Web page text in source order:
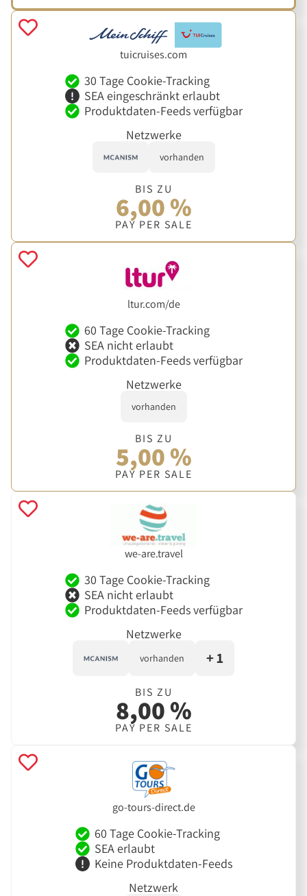
tuicruises.com
30 Tage Cookie-Tracking
SEA eingeschränkt erlaubt
Produktdaten-Feeds verfügbar
Netzwerke
vorhanden
BIS ZU
6,00 %
PAY PER SALE
ltur.com/de
60 Tage Cookie-Tracking
SEA nicht erlaubt
Produktdaten-Feeds verfügbar
Netzwerke
vorhanden
BIS ZU
5,00 %
PAY PER SALE
we-are.travel
30 Tage Cookie-Tracking
SEA nicht erlaubt
Produktdaten-Feeds verfügbar
Netzwerke
vorhanden + 1
BIS ZU
8,00 %
PAY PER SALE
go-tours-direct.de
60 Tage Cookie-Tracking
SEA erlaubt
Keine Produktdaten-Feeds
Netzwerk